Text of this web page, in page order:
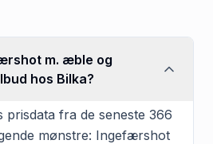
m. æble og
hos Bilka?
prisdata fra de seneste 366
mønstre: Ingefærshot